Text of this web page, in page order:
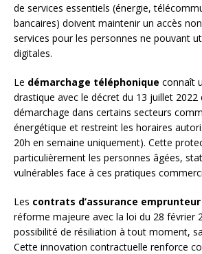
de services essentiels (énergie,
bancaires) doivent maintenir un accès
services pour les personnes ne pouvant
digitales.
Le démarchage téléphonique connaît
drastique avec le décret du 13 juillet 2022
démarchage dans certains secteurs
énergétique et restreint les horaires
20h en semaine uniquement). Cette
particulièrement les personnes âgées,
vulnérables face à ces pratiques
Les contrats d’assurance emprunteur
réforme majeure avec la loi du 28 février
possibilité de résiliation à tout moment,
Cette innovation contractuelle renforce